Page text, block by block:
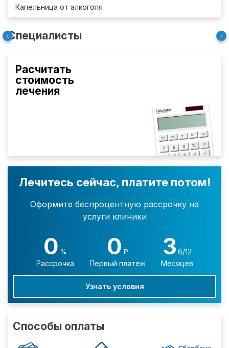
Капельница от алкоголя
Специалисты
Расчитать
стоимость
лечения
Лечитесь сейчас, платите потом!
Оформите беспроцентную рассрочку на
услуги клиники
0 %
Рассрочка
0 ₽
Первый платеж
3 6/12
Месяцев
Узнать условия
Способы оплаты